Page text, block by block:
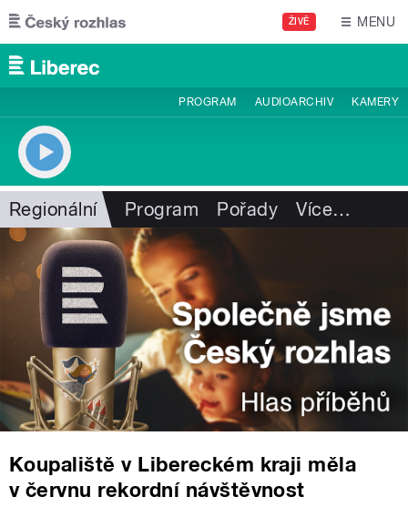
Přejít k hlavnímu obsahu
ŽIVĚ MENU
PROGRAM AUDIOARCHIV KAMERY
Regionální Program Pořady Více…
Koupaliště v Libereckém kraji měla
v červnu rekordní návštěvnost